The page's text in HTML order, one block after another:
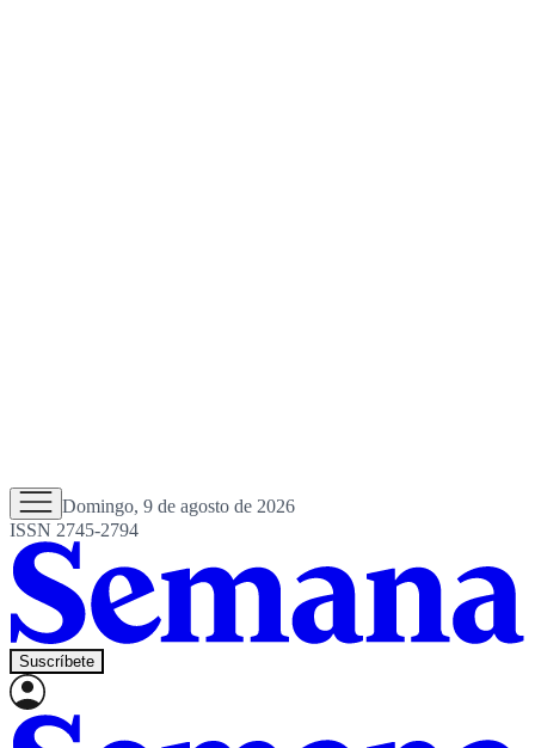
Domingo, 9 de agosto de 2026
ISSN 2745-2794
Suscríbete